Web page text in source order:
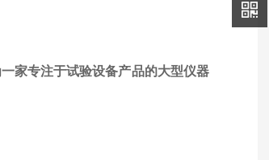
家专注于试验设备产品的大型仪器